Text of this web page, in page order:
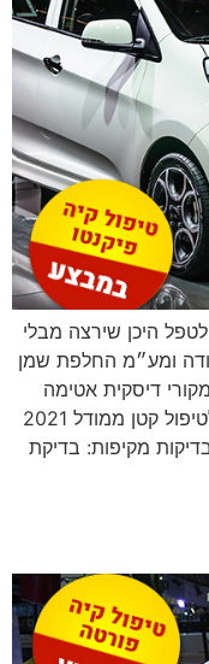
היכן שירצה מבלי
₪ 650 כולל עבודה ומע״מ החלפת שמן
דיסקית אטימה
לאגן שמן מנוע (במידה וקיים) *המחיר לטיפול קטן ממודל 2021
בדיקות מקיפות: בדיקת